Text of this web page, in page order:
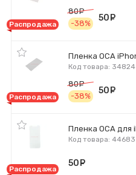
Распродажа
80
руб.
-38%
50
Пленка OCA
Код товара: 34824
Распродажа
80
руб.
-38%
50
Пленка OCA для
Код товара: 44683
Распродажа
50